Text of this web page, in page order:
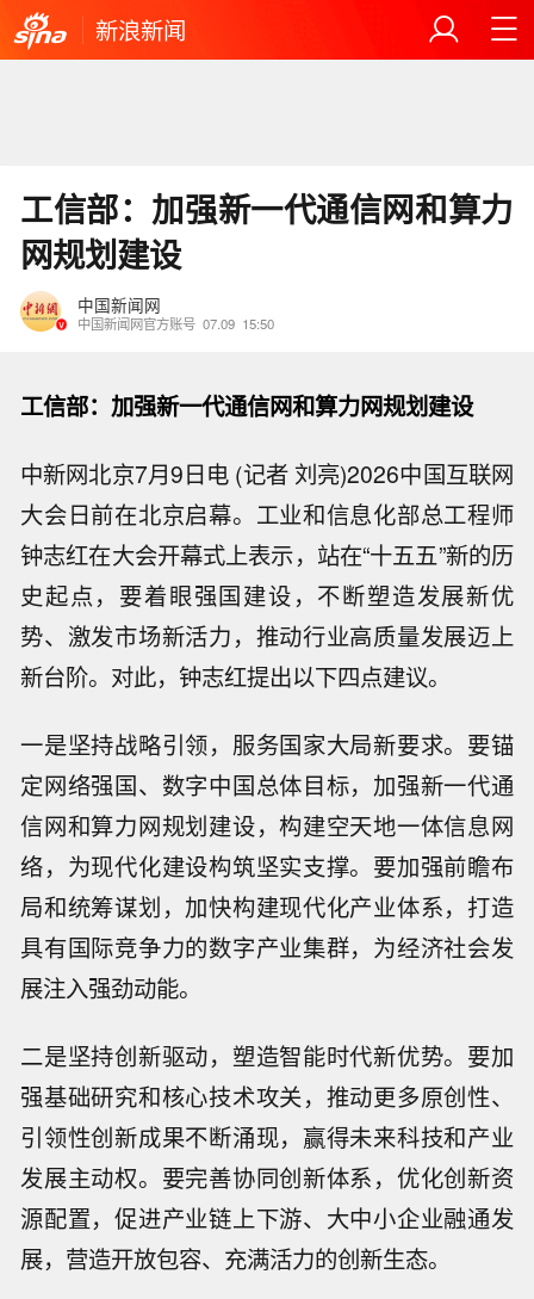
新浪新闻
工信部：加强新一代通信网和算力
网规划建设
中国新闻网
中国新闻网官方账号 07.09 15:50
工信部：加强新一代通信网和算力网规划建设
中新网北京7月9日电 (记者 刘亮)2026中国互联网
大会日前在北京启幕。工业和信息化部总工程师
钟志红在大会开幕式上表示，站在“十五五”新的历
史起点，要着眼强国建设，不断塑造发展新优
势、激发市场新活力，推动行业高质量发展迈上
新台阶。对此，钟志红提出以下四点建议。
一是坚持战略引领，服务国家大局新要求。要锚
定网络强国、数字中国总体目标，加强新一代通
信网和算力网规划建设，构建空天地一体信息网
络，为现代化建设构筑坚实支撑。要加强前瞻布
局和统筹谋划，加快构建现代化产业体系，打造
具有国际竞争力的数字产业集群，为经济社会发
展注入强劲动能。
二是坚持创新驱动，塑造智能时代新优势。要加
强基础研究和核心技术攻关，推动更多原创性、
引领性创新成果不断涌现，赢得未来科技和产业
发展主动权。要完善协同创新体系，优化创新资
源配置，促进产业链上下游、大中小企业融通发
展，营造开放包容、充满活力的创新生态。